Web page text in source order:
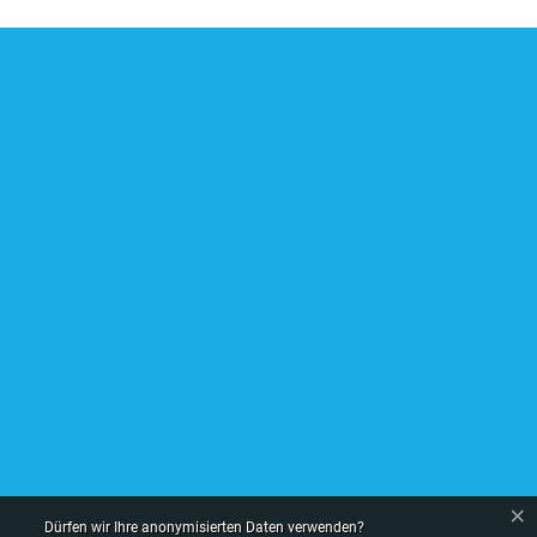
Dürfen wir Ihre anonymisierten Daten verwenden? ×